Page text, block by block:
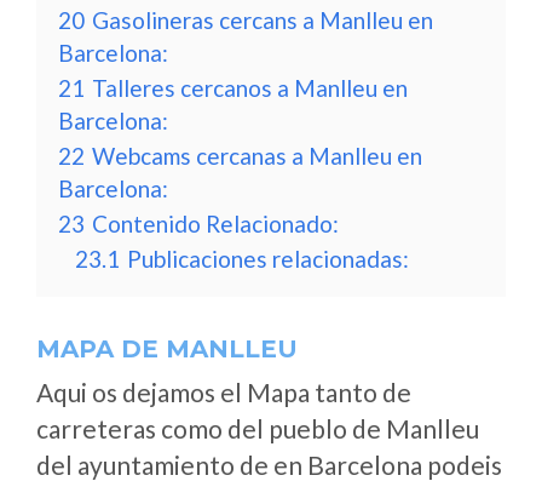
20 Gasolineras cercans a Manlleu en
Barcelona:
21 Talleres cercanos a Manlleu en
Barcelona:
22 Webcams cercanas a Manlleu en
Barcelona:
23 Contenido Relacionado:
23.1 Publicaciones relacionadas:
MAPA DE MANLLEU
Aqui os dejamos el Mapa tanto de
carreteras como del pueblo de Manlleu
del ayuntamiento de en Barcelona podeis